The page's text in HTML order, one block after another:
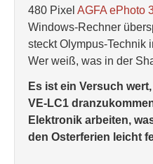
480 Pixel AGFA ePhoto
Windows-Rechner
steckt Olympus-Technik
Wer weiß, was in der
Es ist ein Versuch
VE-LC1
Elektronik arbeiten,
den Osterferien leicht